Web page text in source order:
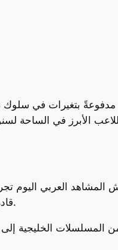
المشاهد العربي اليوم
قادرة على تقديمه بشكل كافٍ. هذا ما فتح الباب أمام المنصات المحلية لاقتناص الفرصة وتقديم محتوى يعكس هوية المشاهد العربي.
المسلسلات الخليجية إلى